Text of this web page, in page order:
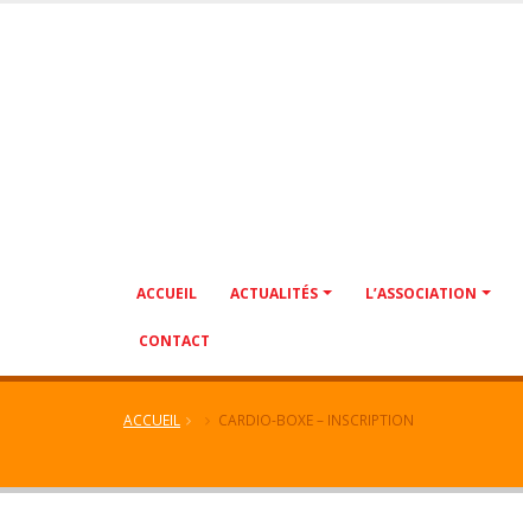
ACCUEIL ACTUALITÉS L’ASSOCIATION
CONTACT
ACCUEIL CARDIO-BOXE – INSCRIPTION